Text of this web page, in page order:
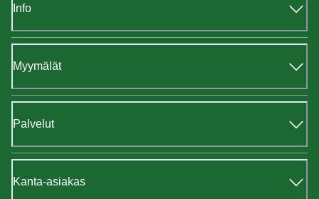
Info
Myymälät
Palvelut
Kanta-asiakas